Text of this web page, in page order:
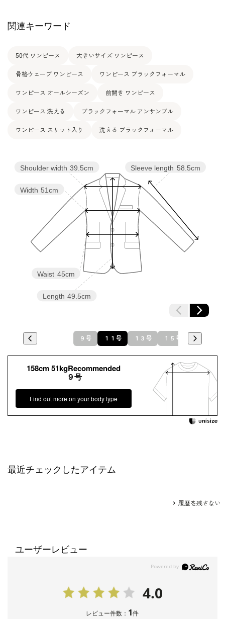
素材
裏地 ポリエステル100％
その他
フロントオープンタイプ
関連キーワード
50代 ワンピース 大きいサイズ ワンピース
骨格ウェーブ ワンピース ワンピース ブラックフォーマル
ワンピース オールシーズン 前開き ワンピース
ワンピース 洗える ブラックフォーマル アンサンブル
ワンピース スリット入り 洗える ブラックフォーマル
Sleeve length 58.5cm
Length 49.5cm
Waist 45cm
Width 51cm
Shoulder width 39.5cm
９号 １１号 １３号 １５号
158cm 51kgRecommended
９号
Find out more on your body type
最近チェックしたアイテム
履歴を残さない
ユーザーレビュー
4.0
レビュー件数： 1件